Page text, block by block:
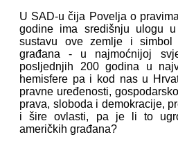
U SAD-u čija Povelja o
godine ima središnju ulogu
sustavu ove zemlje i simbol
građana - u najmoćnijoj
posljednjih 200 godina u
hemisfere pa i kod nas u
pravne uređenosti,
prava, sloboda i demokracije,
i šire ovlasti, pa je li to
američkih građana?